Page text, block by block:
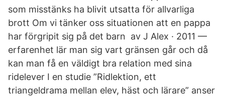
som misstänks ha blivit utsatta för allvarliga
brott Om vi tänker oss situationen att en pappa
har förgripit sig på det barn av J Alex · 2011 —
erfarenhet lär man sig vart gränsen går och då
kan man få en väldigt bra relation med sina
ridelever I en studie ”Ridlektion, ett
triangeldrama mellan elev, häst och lärare” anser